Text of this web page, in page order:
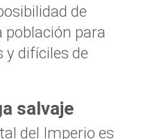
de
población para
y difíciles de
salvaje
del Imperio es